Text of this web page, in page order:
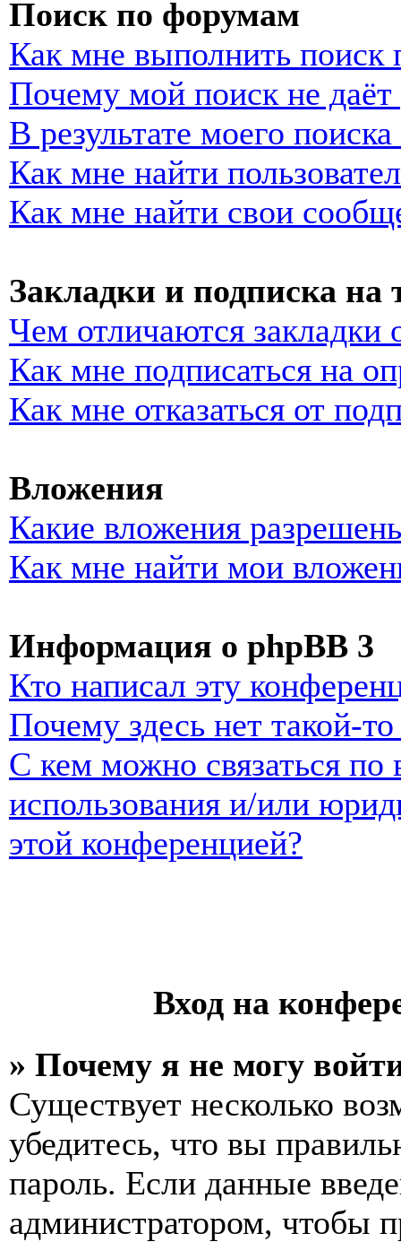
Поиск по форумам
Как мне выполнить
Почему мой поиск не даёт
В результате моего
Как мне найти
Как мне найти свои
Закладки и подписка на
Чем отличаются закладки
Как мне подписаться на
Как мне отказаться от
Вложения
Какие вложения
Как мне найти мои
Информация о phpBB 3
Кто написал эту
Почему здесь нет такой-
С кем можно связаться по
использования и/или
этой конференцией?
Вход на
» Почему я не могу
Существует несколько
убедитесь, что вы
пароль. Если данные
администратором, чтобы